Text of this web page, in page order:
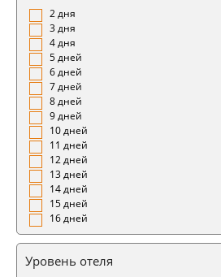
2 дня
3 дня
4 дня
5 дней
6 дней
7 дней
8 дней
9 дней
10 дней
11 дней
12 дней
13 дней
14 дней
15 дней
16 дней
Уровень отеля